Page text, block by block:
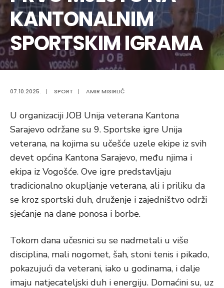
KANTONALNIM
SPORTSKIM IGRAMA
07.10.2025. | SPORT | AMIR MISIRLIĆ
U organizaciji JOB Unija veterana Kantona
Sarajevo održane su 9. Sportske igre Unija
veterana, na kojima su učešće uzele ekipe iz svih
devet općina Kantona Sarajevo, među njima i
ekipa iz Vogošće. Ove igre predstavljaju
tradicionalno okupljanje veterana, ali i priliku da
se kroz sportski duh, druženje i zajedništvo održi
sjećanje na dane ponosa i borbe.
Tokom dana učesnici su se nadmetali u više
disciplina, mali nogomet, šah, stoni tenis i pikado,
pokazujući da veterani, iako u godinama, i dalje
imaju natjecateljski duh i energiju. Domaćini su, uz